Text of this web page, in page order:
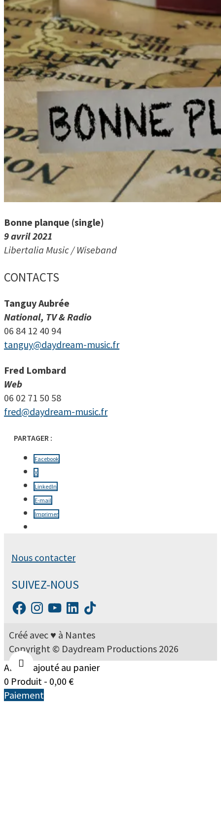
Bonne planque (single)
9 avril 2021
Libertalia Music / Wiseband
CONTACTS
Tanguy Aubrée
National, TV & Radio
06 84 12 40 94
tanguy@daydream-music.fr
Fred Lombard
Web
06 02 71 50 58
fred@daydream-music.fr
PARTAGER :
Facebook
X
LinkedIn
E-mail
Imprimer
Nous contacter
SUIVEZ-NOUS
FacebookInstagram
YouTubeLinkedIn
TikTok
Créé avec ♥ à Nantes
Copyright © Daydream Productions 2026
Article ajouté au panier
0 Produit - 0,00 €
Paiement